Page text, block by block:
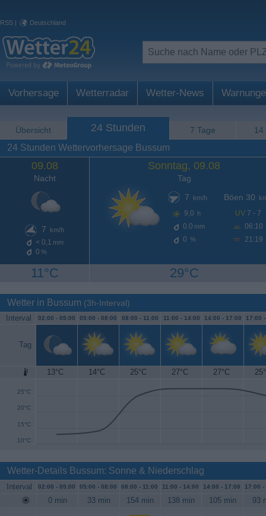
RSS | Deutschland
Vorhersage Wetterradar Wetter-News
Übersicht 24 Stunden 7 Tage 14
24 Stunden Wettervorhersage Bussum
09.08
Nacht
7 km/h
< 0,1 mm
0 %
11°C
Sonntag, 09.08
Tag
7
km/h
9,0 h
0.0 mm
0 %
Böen 30
UV 7 - 7
06:10
21:19
29°C
Wetter in Bussum (3h-Interval)
Interval 02:00 - 05:00 05:00 - 08:00 08:00 - 11:00 11:00 - 14:00 14:00 - 17:00 17:00
Tag
13°C 14°C 25°C 27°C 27°C
10°C
15°C
20°C
25°C
30°C
Wetter-Details Bussum: Sonne & Niederschlag
Interval 02:00 - 05:00 05:00 - 08:00 08:00 - 11:00 11:00 - 14:00 14:00 - 17:00 17:00 -
0 min 33 min 154 min 138 min 105 min 93